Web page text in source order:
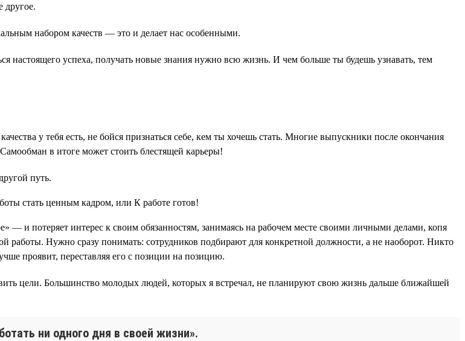
другое.
набором качеств — это и делает нас особенными.
настоящего успеха, получать новые знания нужно всю жизнь. И чем больше ты будешь узнавать, тем
у тебя есть, не бойся признаться себе, кем ты хочешь стать. Многие выпускники после окончания
в итоге может стоить блестящей карьеры!
путь.
— и потеряет интерес к своим обязанностям, занимаясь на рабочем месте своими личными делами, копя
работы. Нужно сразу понимать: сотрудников подбирают для конкретной должности, а не наоборот. Никто
проявит, переставляя его с позиции на позицию.
цели. Большинство молодых людей, которых я встречал, не планируют свою жизнь дальше ближайшей
ни одного дня в своей жизни».